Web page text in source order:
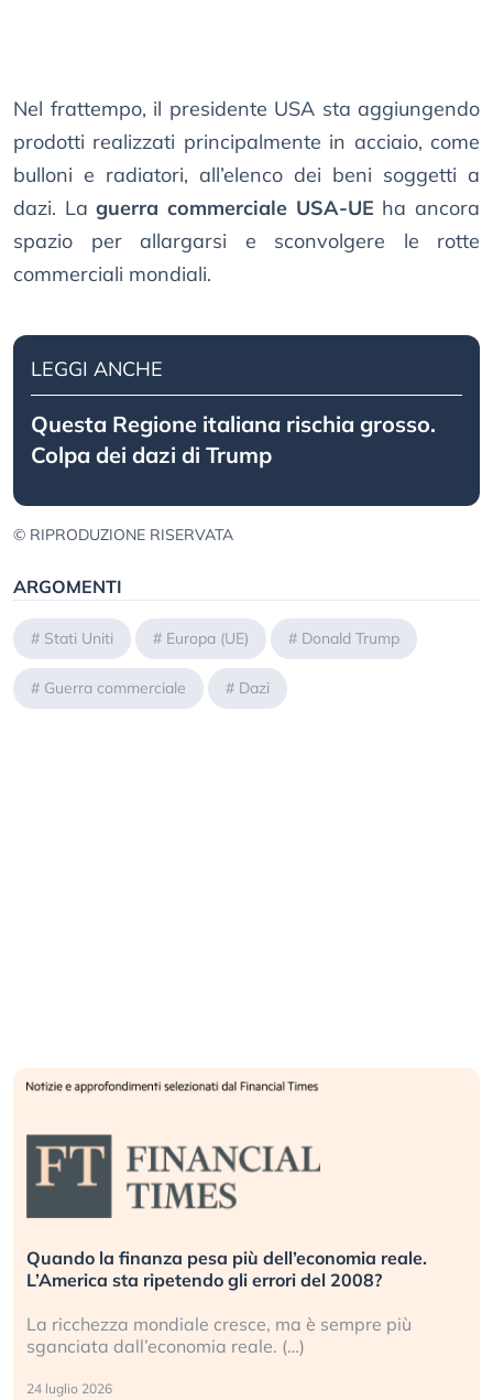
Nel frattempo, il presidente USA sta aggiungendo
prodotti realizzati principalmente in acciaio, come
bulloni e radiatori, all’elenco dei beni soggetti a
dazi. Laguerra commerciale USA-UE ha ancora
spazio per allargarsi e sconvolgere le rotte
commerciali mondiali.
LEGGI ANCHE
Questa Regione italiana rischia grosso.
Colpa dei dazi di Trump
© RIPRODUZIONE RISERVATA
ARGOMENTI
# Stati Uniti # Europa (UE) # Donald Trump
# Guerra commerciale # Dazi
Quando la finanza pesa più dell’economia reale.
L’America sta ripetendo gli errori del 2008?
La ricchezza mondiale cresce, ma è sempre più
sganciata dall’economia reale. (…)
24 luglio 2026